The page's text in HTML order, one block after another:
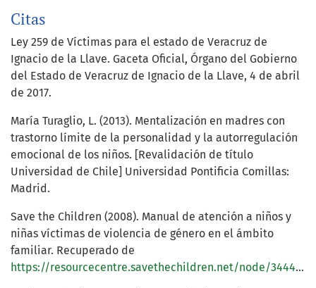
Citas
Ley 259 de Víctimas para el estado de Veracruz de
Ignacio de la Llave. Gaceta Oficial, Órgano del Gobierno
del Estado de Veracruz de Ignacio de la Llave, 4 de abril
de 2017.
María Turaglio, L. (2013). Mentalización en madres con
trastorno límite de la personalidad y la autorregulación
emocional de los niños. [Revalidación de título
Universidad de Chile] Universidad Pontificia Comillas:
Madrid.
Save the Children (2008). Manual de atención a niños y
niñas víctimas de violencia de género en el ámbito
familiar. Recuperado de
https://resourcecentre.savethechildren.net/node/3444/pdf/3444.pdf